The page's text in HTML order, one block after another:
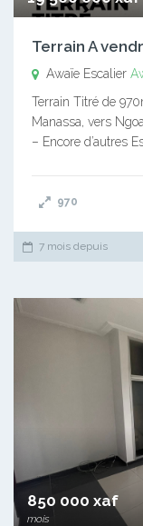
Terrain A
Awaïe Escalier
Terrain Titré de
Manassa, vers
– Encore d’autres
970
7 mois depuis
850 000 xaf
mois